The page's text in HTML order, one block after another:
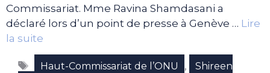
Commissariat. Mme Ravina Shamdasani a
déclaré lors d’un point de presse à Genève … Lire
la suite
Étiquettes
Haut-Commissariat de l’ONU ,
Shireen